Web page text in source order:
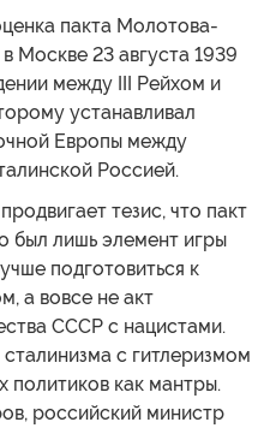
пакта Молотова-
Москве 23 августа 1939
между III Рейхом и
устанавливал
Европы между
Россией.
тезис, что пакт
был лишь элемент игры
подготовиться к
а вовсе не акт
СССР с нацистами.
с гитлеризмом
политиков как мантры.
российский министр